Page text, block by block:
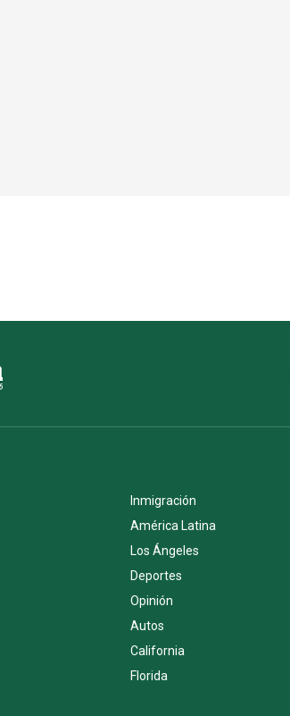
Inmigración
América Latina
Los Ángeles
Deportes
Opinión
Autos
California
Florida